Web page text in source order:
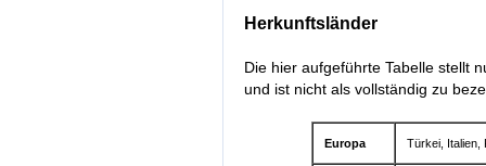
Herkunftsländer
Die hier aufgeführte Tabelle stellt
und ist nicht als vollständig zu
Europa Türkei, Italien,